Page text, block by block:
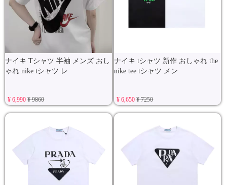
ナイキ Tシャツ 半袖 メンズ おし
ゃれ nike tシャツ レ
¥ 6,990¥ 9860
ナイキ tシャツ 新作 おしゃれ the
nike tee tシャツ メン
¥ 6,650¥ 7250